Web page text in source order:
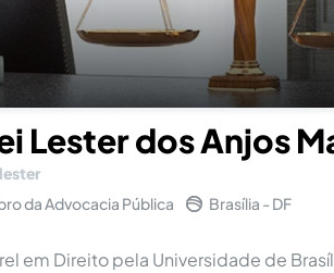
Lester dos Anjos
da Advocacia Pública
Brasília - DF
em Direito pela Universidade de